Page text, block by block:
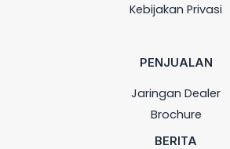
Kebijakan Privasi
PENJUALAN
Jaringan Dealer
Brochure
BERITA